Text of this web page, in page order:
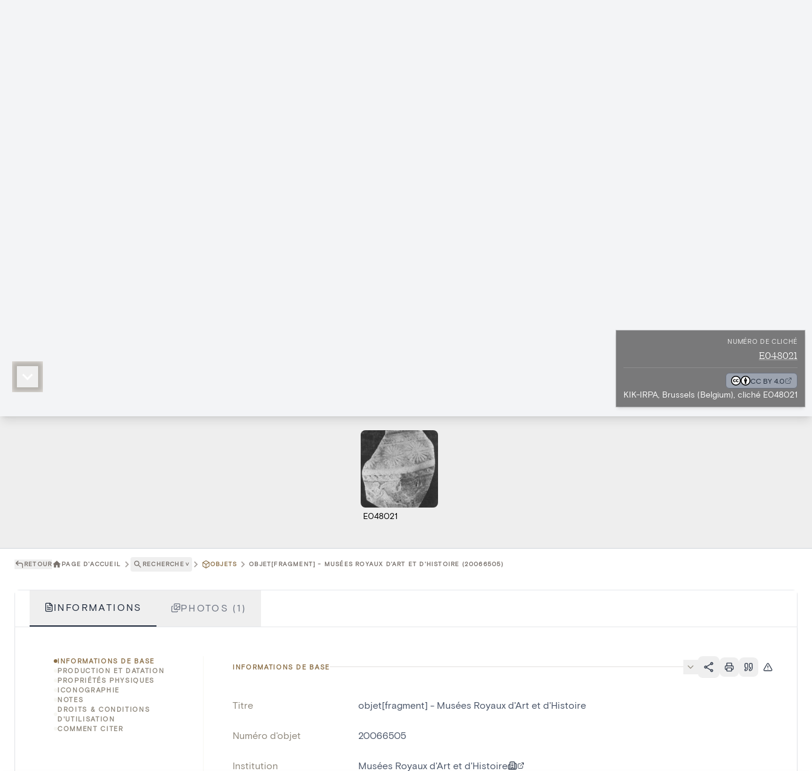
NUMÉRO DE CLICHÉ
E048021
CC BY 4.0
KIK-IRPA, Brussels (Belgium), cliché E048021
E048021
RETOUR PAGE D'ACCUEIL RECHERCHE ˅ OBJETS OBJET[FRAGMENT] - MUSÉES ROYAUX D'ART ET D'HISTOIRE (20066505)
INFORMATIONS PHOTOS (1)
INFORMATIONS DE BASE
PRODUCTION ET DATATION
PROPRIÉTÉS PHYSIQUES
ICONOGRAPHIE
NOTES
DROITS & CONDITIONS
D'UTILISATION
COMMENT CITER
INFORMATIONS DE BASE
Titre objet[fragment] - Musées Royaux d'Art et d'Histoire
Numéro d'objet 20066505
Institution Musées Royaux d'Art et d'Histoire